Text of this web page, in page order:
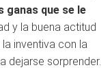
ganas que se le
y la buena actitud
inventiva con la
dejarse sorprender.